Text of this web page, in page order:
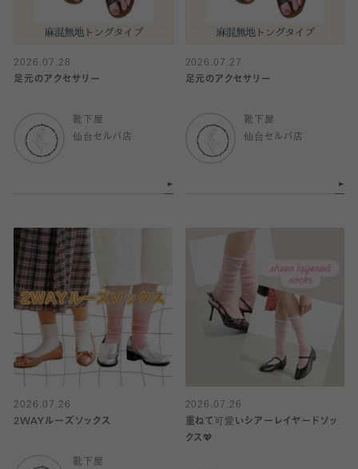
2026.07.28
足元のアクセサリー
靴下屋
仙台セルバ店
2026.07.27
足元のアクセサリー
靴下屋
仙台セルバ店
2026.07.26
2WAYルーズソックス
靴下屋
2026.07.26
重ねて可愛いシアーレイヤードソッ
クス💖